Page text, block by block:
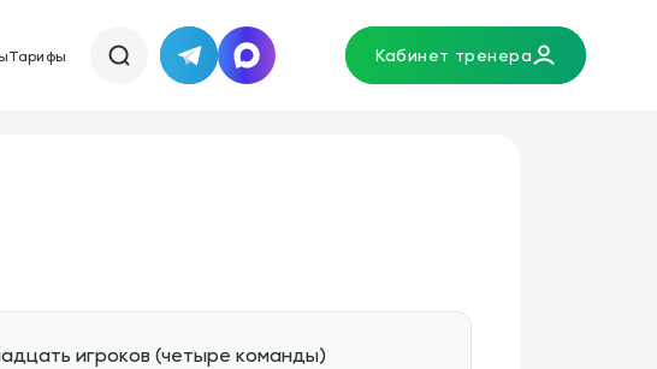
Тарифы TelegramMAX Кабинет тренера
игроков (четыре команды)